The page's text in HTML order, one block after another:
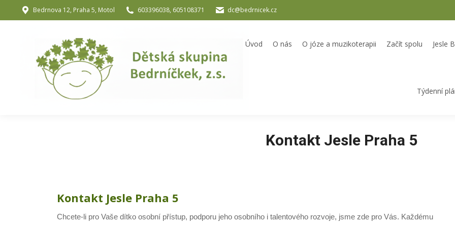
Bedrnova 12, Praha 5, Motol 603396038, 605108371 dc@bedrnicek.cz
Úvod O nás O józe a muzikoterapii Začít spolu Jesle
Týdenní
Kontakt Jesle Praha 5
Kontakt Jesle Praha 5
Chcete-li pro Vaše dítko osobní přístup, podporu jeho osobního i talentového rozvoje, jsme zde pro Vás. Každému
Úvod O nás O józe a muzikoterapii Začít spolu Jesle Bedrníček Školka Bedrníček